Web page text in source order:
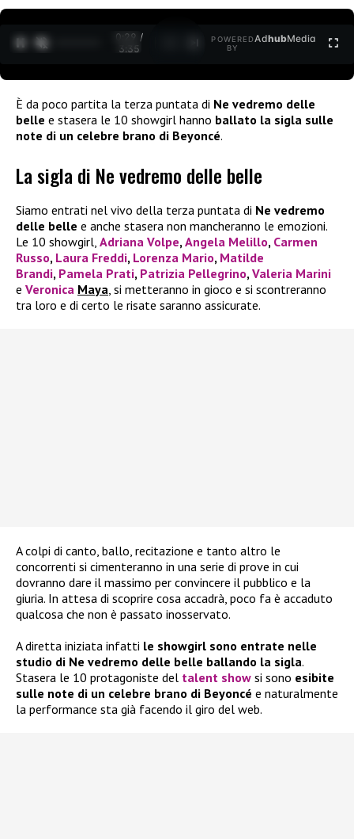
0:30 /
3:35
POWERED
BY
AdhubMedia
È da poco partita la terza puntata di Ne vedremo delle
belle e stasera le 10 showgirl hanno ballato la sigla sulle
note di un celebre brano di Beyoncé.
La sigla di Ne vedremo delle belle
Siamo entrati nel vivo della terza puntata di Ne vedremo
delle belle e anche stasera non mancheranno le emozioni.
Le 10 showgirl, Adriana Volpe,Angela Melillo, Carmen
Russo, Laura Freddi, Lorenza Mario, Matilde
Brandi, Pamela Prati, Patrizia Pellegrino,Valeria Marini
e Veronica Maya, si metteranno in gioco e si scontreranno
tra loro e di certo le risate saranno assicurate.
A colpi di canto, ballo, recitazione e tanto altro le
concorrenti si cimenteranno in una serie di prove in cui
dovranno dare il massimo per convincere il pubblico e la
giuria. In attesa di scoprire cosa accadrà, poco fa è accaduto
qualcosa che non è passato inosservato.
A diretta iniziata infatti le showgirl sono entrate nelle
studio di Ne vedremo delle belle ballando la sigla.
Stasera le 10 protagoniste del talent show si sono esibite
sulle note di un celebre brano di Beyoncé e naturalmente
la performance sta già facendo il giro del web.